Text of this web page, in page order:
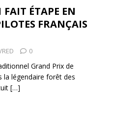
ÉTAPE EN
FRANÇAIS
0
Grand Prix de
la légendaire forêt des
[…]